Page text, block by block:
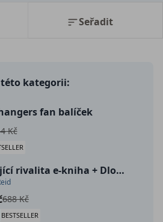
Seřadit
této kategorii:
fan balíček
Kč
Spalující rivalita e-kniha + Dlouhá hra e-kniha
688 Kč
BESTSELLER